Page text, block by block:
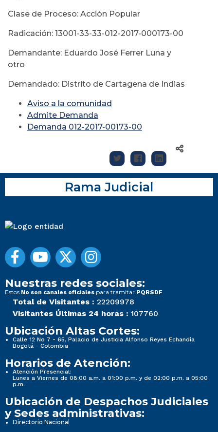
Clase de Proceso: Acción Popular
Radicación: 13001-33-33-012-2017-000173-00
Demandante: Eduardo José Ferrer Luna y
otro
Demandado: Distrito de Cartagena de Indias
Aviso a la comunidad
Admite Demanda
Demanda 012-2017-00173-00
Rama Judicial
Nuestras redes sociales:
Estos No son canales oficiales para tramitar PQRSDF
Total de Visitantes : 22209978
Visitantes Últimas 24 horas : 107760
Ubicación Altas Cortes:
Calle 12 No 7 - 65, Palacio de Justicia Alfonso Reyes Echandía
Bogotá - Colombia
Horarios de Atención:
Atención Presencial:
Lunes a Viernes de 08:00 a.m. a 01:00 p.m. y de 02:00 p.m. a 05:00
p.m.
Ubicación de Despachos Judiciales
y Sedes administrativas:
Directorio Nacional